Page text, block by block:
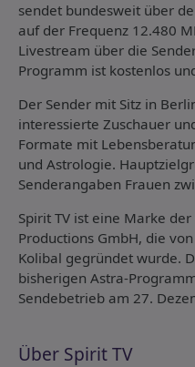
sendet bundesweit über
auf der Frequenz 12.480
Livestream über die
Programm ist kostenlos
Der Sender mit Sitz in
interessierte Zuschauer
Formate mit
und Astrologie.
Senderangaben Frauen
Spirit TV ist eine Marke der
Productions GmbH, die
Kolibal gegründet wurde.
bisherigen Astra-
Sendebetrieb am 27.
Über Spirit TV